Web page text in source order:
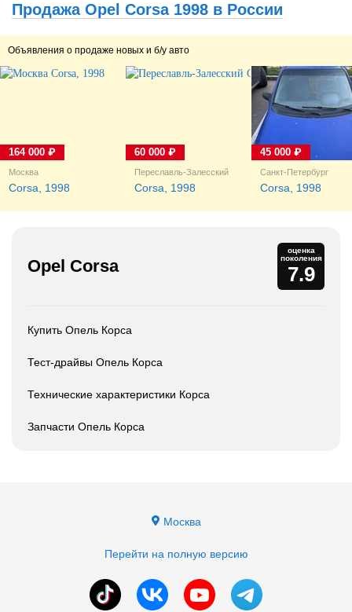
Продажа Opel Corsa 1998 в России
Объявления о продаже новых и б/у авто
Москва
Corsa, 1998
164 000 ₽
Переславль-Залесский
Corsa, 1998
60 000 ₽
Санкт-Петербург
Corsa, 1998
45 000 ₽
Opel Corsa
оценка
поколения
7.9
Купить Опель Корса
Тест-драйвы Опель Корса
Технические характеристики Корса
Запчасти Опель Корса
Москва
Перейти на полную версию